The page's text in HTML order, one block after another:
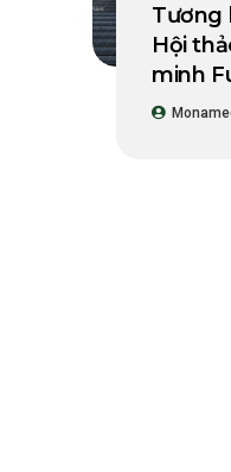
Tương
Hội
minh
lưu trữ